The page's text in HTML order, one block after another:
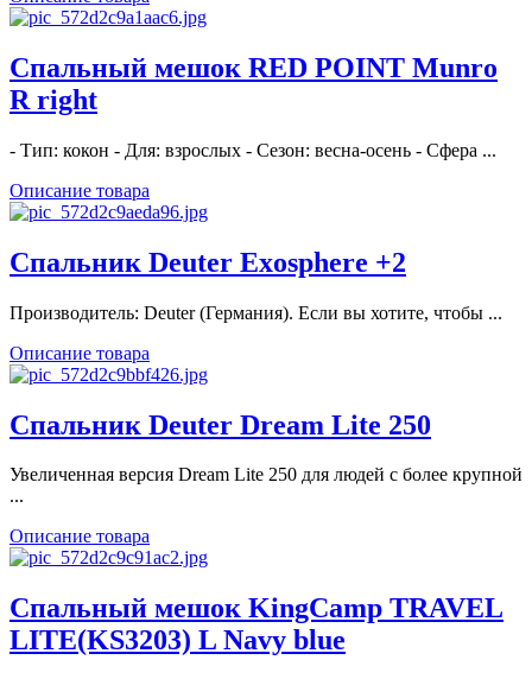
Спальный мешок RED POINT Munro
R right
- Тип: кокон - Для: взрослых - Сезон: весна-осень - Сфера ...
Описание товара
Спальник Deuter Exosphere +2
Производитель: Deuter (Германия). Если вы хотите, чтобы ...
Описание товара
Спальник Deuter Dream Lite 250
Увеличенная версия Dream Lite 250 для людей с более крупной
...
Описание товара
Спальный мешок KingCamp TRAVEL
LITE(KS3203) L Navy blue